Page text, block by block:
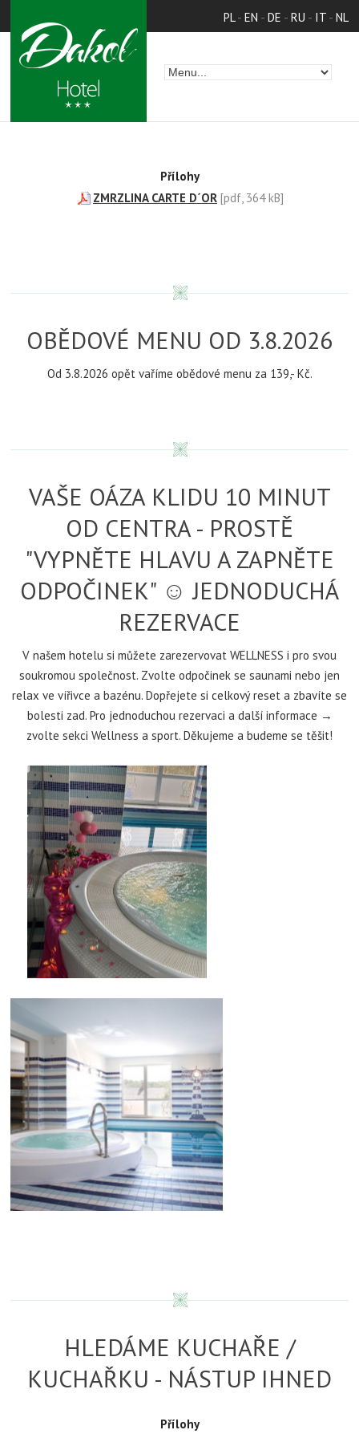
PL- EN - DE - RU - IT- NL
Přílohy
ZMRZLINA CARTE D´OR [pdf, 364 kB]
OBĚDOVÉ MENU OD 3.8.2026
Od 3.8.2026 opět vaříme obědové menu za 139,- Kč.
VAŠE OÁZA KLIDU 10 MINUT
OD CENTRA - PROSTĚ
"VYPNĚTE HLAVU A ZAPNĚTE
ODPOČINEK" ☺ JEDNODUCHÁ
REZERVACE
V našem hotelu si můžete zarezervovat WELLNESS i pro svou
soukromou společnost. Zvolte odpočinek se saunami nebo jen
relax ve vířivce a bazénu. Dopřejete si celkový reset a zbavíte se
bolesti zad. Pro jednoduchou rezervaci a další informace →
zvolte sekci Wellness a sport. Děkujeme a budeme se těšit!
HLEDÁME KUCHAŘE /
KUCHAŘKU - NÁSTUP IHNED
Přílohy